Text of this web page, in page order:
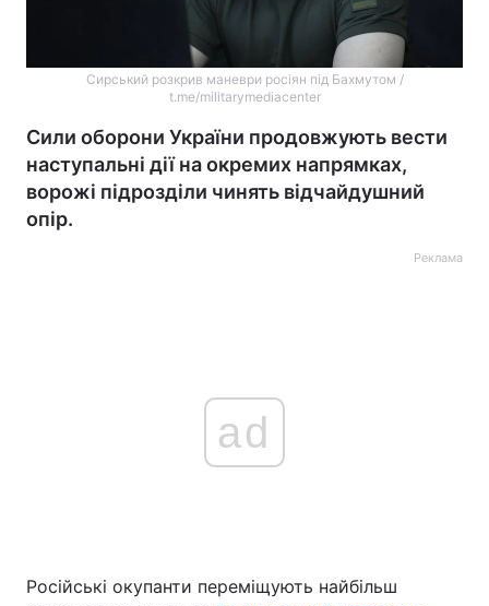
Україна Політика
Сирський розкрив маневри росіян під Бахмутом /
t.me/militarymediacenter
Сили оборони України продовжують вести
наступальні дії на окремих напрямках,
ворожі підрозділи чинять відчайдушний
опір.
Реклама
ad
Російські окупанти переміщують найбільш